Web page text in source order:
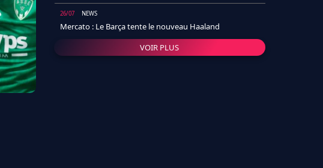
26/07 NEWS
Mercato : Le Barça tente le nouveau Haaland
VOIR PLUS